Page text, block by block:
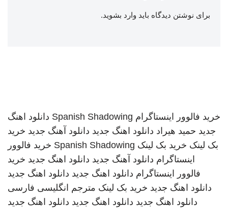
برای نوشتن دیدگاه باید وارد بشوید.
خرید فالوور اینستاگرام Spanish Shadowing دانلود اهنگ
جدید حمید هیراد دانلود اهنگ جدید دانلود آهنگ جدید خرید
بک لینک خرید بک لینک Spanish Shadowing خرید فالوور
اینستاگرام دانلود آهنگ جدید دانلود اهنگ جدید خرید
فالوور اینستاگرام دانلود اهنگ جدید دانلود اهنگ جدید
دانلود اهنگ جدید خرید بک لینک مترجم انگلیسی فارسی
دانلود اهنگ جدید دانلود اهنگ جدید دانلود اهنگ جدید